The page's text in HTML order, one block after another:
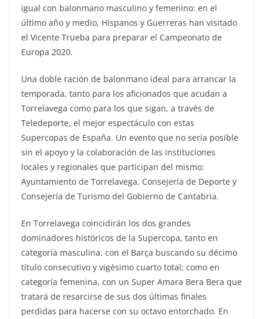
igual con balonmano masculino y femenino: en el
último año y medio, Hispanos y Guerreras han visitado
el Vicente Trueba para preparar el Campeonato de
Europa 2020.
Una doble ración de balonmano ideal para arrancar la
temporada, tanto para los aficionados que acudan a
Torrelavega como para los que sigan, a través de
Teledeporte, el mejor espectáculo con estas
Supercopas de España. Un evento que no sería posible
sin el apoyo y la colaboración de las instituciones
locales y regionales que participan del mismo:
Ayuntamiento de Torrelavega, Consejería de Deporte y
Consejería de Turismo del Gobierno de Cantabria.
En Torrelavega coincidirán los dos grandes
dominadores históricos de la Supercopa, tanto en
categoría masculina, con el Barça buscando su décimo
título consecutivo y vigésimo cuarto total; como en
categoría femenina, con un Super Amara Bera Bera que
tratará de resarcirse de sus dos últimas finales
perdidas para hacerse con su octavo entorchado. En